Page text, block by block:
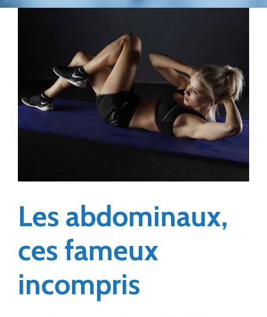
Les abdominaux,
ces fameux
incompris